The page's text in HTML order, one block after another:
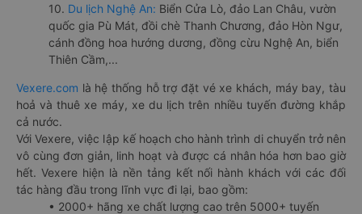
10. Du lịch Nghệ An: Biển Cửa Lò, đảo Lan Châu, vườn
quốc gia Pù Mát, đồi chè Thanh Chương, đảo Hòn Ngư,
cánh đồng hoa hướng dương, đồng cừu Nghệ An, biển
Thiên Cầm,...
Vexere.com là hệ thống hỗ trợ đặt vé xe khách, máy bay, tàu
hoả và thuê xe máy, xe du lịch trên nhiều tuyến đường khắp
cả nước.
Với Vexere, việc lập kế hoạch cho hành trình di chuyển trở nên
vô cùng đơn giản, linh hoạt và được cá nhân hóa hơn bao giờ
hết. Vexere hiện là nền tảng kết nối hành khách với các đối
tác hàng đầu trong lĩnh vực đi lại, bao gồm:
• 2000+ hãng xe chất lượng cao trên 5000+ tuyến